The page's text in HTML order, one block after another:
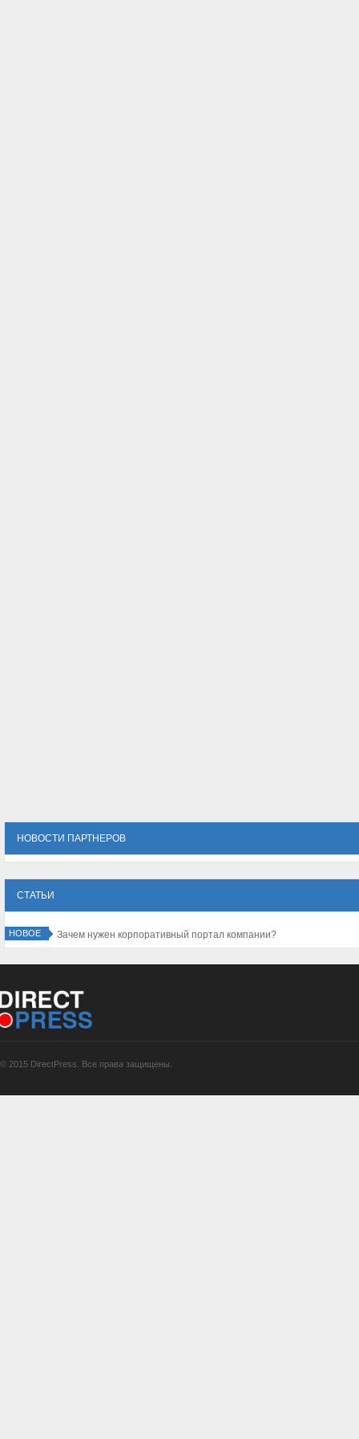
НОВОСТИ ПАРТНЕРОВ
СТАТЬИ
НОВОЕ Зачем нужен корпоративный портал компании?
© 2015 DirectPress. Все права защищены.